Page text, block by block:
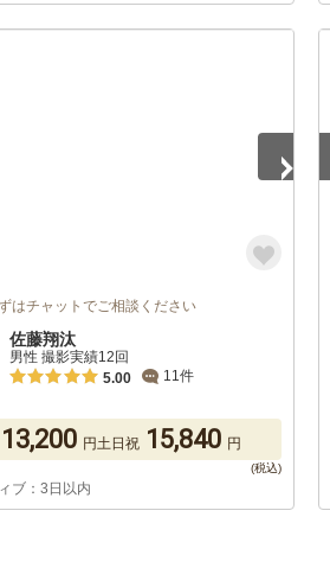
はチャットでご相談ください
佐藤翔汰
男性 撮影実績12回
5.00
11件
13,200 円土日祝 15,840 円
ブ：3日以内